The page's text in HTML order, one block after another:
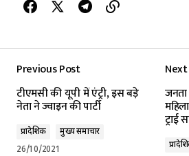
Previous Post
टीएमसी की यूपी में एंट्री, इस बड़े
नेता ने ज्वाइन की पार्टी
प्रादेशिक
मुख्य समाचार
26/10/2021
जनता
ट्राई